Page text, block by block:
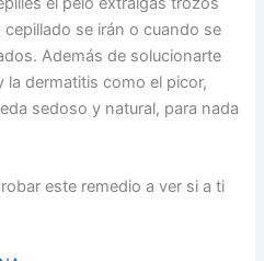
se irán o cuando se
Además de solucionarte
la dermatitis como el picor,
sedoso y natural, para nada
este remedio a ver si a ti